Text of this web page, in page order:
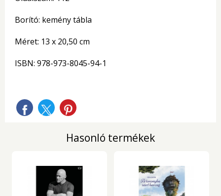
Borító: kemény tábla
Méret: 13 x 20,50 cm
ISBN: 978-973-8045-94-1
Hasonló termékek